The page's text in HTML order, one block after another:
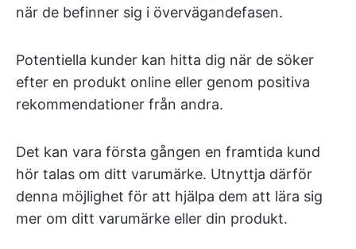
när de befinner sig i övervägandefasen.
Potentiella kunder kan hitta dig när de söker
efter en produkt online eller genom positiva
rekommendationer från andra.
Det kan vara första gången en framtida kund
hör talas om ditt varumärke. Utnyttja därför
denna möjlighet för att hjälpa dem att lära sig
mer om ditt varumärke eller din produkt.